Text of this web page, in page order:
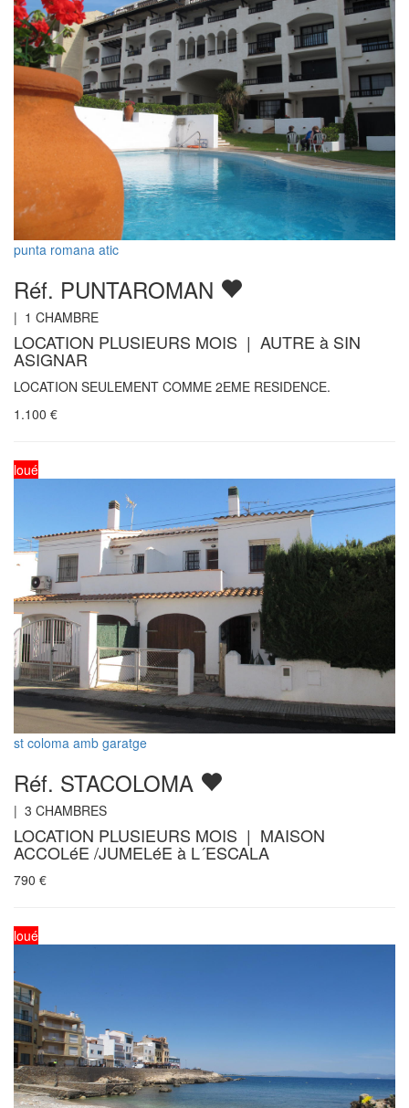
punta romana atic
Réf. PUNTAROMAN
| 1 CHAMBRE
LOCATION PLUSIEURS MOIS | AUTRE à SIN
ASIGNAR
LOCATION SEULEMENT COMME 2EME RESIDENCE.
1.100 €
loué
st coloma amb garatge
Réf. STACOLOMA
| 3 CHAMBRES
LOCATION PLUSIEURS MOIS | MAISON
ACCOLéE /JUMELéE à L´ESCALA
790 €
loué